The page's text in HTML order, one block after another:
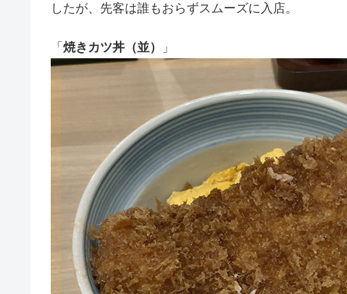
したが、先客は誰もおらずスムーズに入店。
「 焼きカツ丼（並） 」